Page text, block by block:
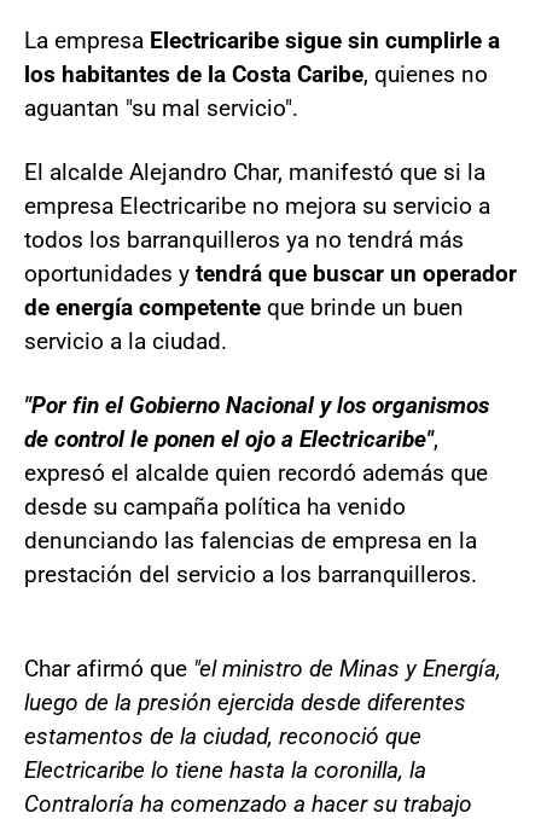
La empresa Electricaribe sigue sin cumplirle a
los habitantes de la Costa Caribe, quienes no
aguantan "su mal servicio".
El alcalde Alejandro Char, manifestó que si la
empresa Electricaribe no mejora su servicio a
todos los barranquilleros ya no tendrá más
oportunidades y tendrá que buscar un operador
de energía competente que brinde un buen
servicio a la ciudad.
"Por fin el Gobierno Nacional y los organismos
de control le ponen el ojo a Electricaribe",
expresó el alcalde quien recordó además que
desde su campaña política ha venido
denunciando las falencias de empresa en la
prestación del servicio a los barranquilleros.
Char afirmó que "el ministro de Minas y Energía,
luego de la presión ejercida desde diferentes
estamentos de la ciudad, reconoció que
Electricaribe lo tiene hasta la coronilla, la
Contraloría ha comenzado a hacer su trabajo